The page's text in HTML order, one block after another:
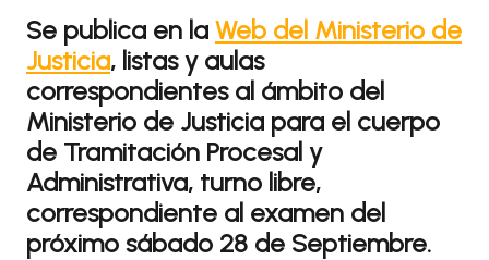
Se publica en la Web del Ministerio de
Justicia, listas y aulas
correspondientes al ámbito del
Ministerio de Justicia para el cuerpo
de Tramitación Procesal y
Administrativa, turno libre,
correspondiente al examen del
próximo sábado 28 de Septiembre.